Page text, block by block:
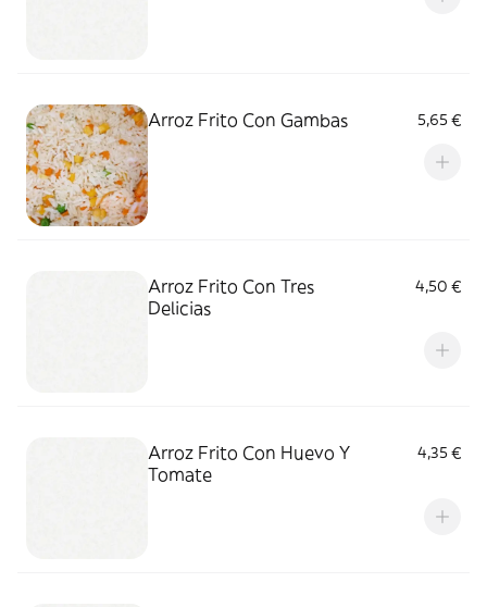
Arroz Frito Con Gambas 5,65 €
Arroz Frito Con Tres
Delicias
4,50 €
Arroz Frito Con Huevo Y
Tomate
4,35 €